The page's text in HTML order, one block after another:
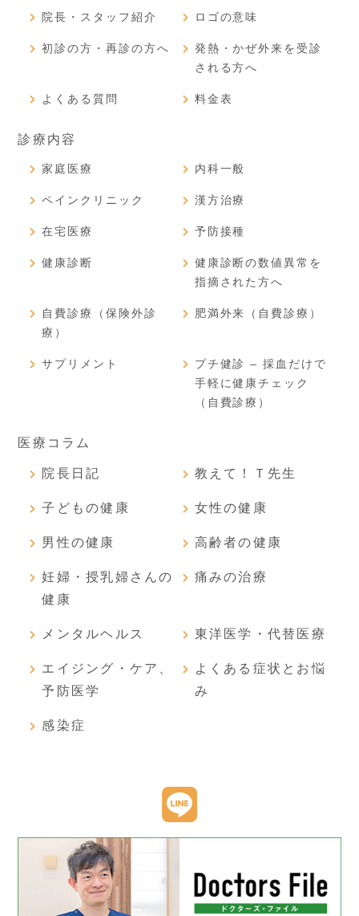
院長・スタッフ紹介 ロゴの意味
初診の方・再診の方へ
発熱・かぜ外来を受診
される方へ
よくある質問 料金表
診療内容
家庭医療 内科一般
ペインクリニック 漢方治療
在宅医療 予防接種
健康診断
健康診断の数値異常を
指摘された方へ
自費診療（保険外診
療）
肥満外来（自費診療）
サプリメント
プチ健診 – 採血だけで
手軽に健康チェック
（自費診療）
医療コラム
院長日記 教えて！Ｔ先生
子どもの健康 女性の健康
男性の健康 高齢者の健康
妊婦・授乳婦さんの
健康
痛みの治療
メンタルヘルス 東洋医学・代替医療
エイジング・ケア、
予防医学
よくある症状とお悩
み
感染症